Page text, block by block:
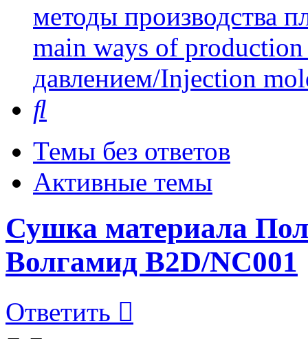
методы производства
main ways of
давлением/Injection
Темы без ответов
Активные темы
Сушка материала
Волгамид B2D/NC001
Ответить